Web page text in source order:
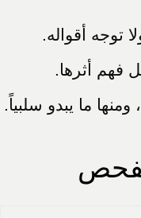
توجه أقواله.
فهم أثرها.
ما يبدو سلبياً.
تُفحص